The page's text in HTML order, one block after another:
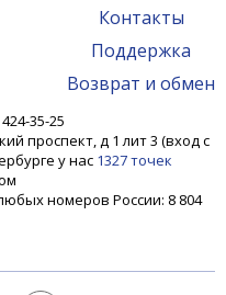
Контакты
Поддержка
Возврат и обмен
35-25
проспект, д 1 лит 3 (вход с
у нас 1327 точек
номеров России: 8 804